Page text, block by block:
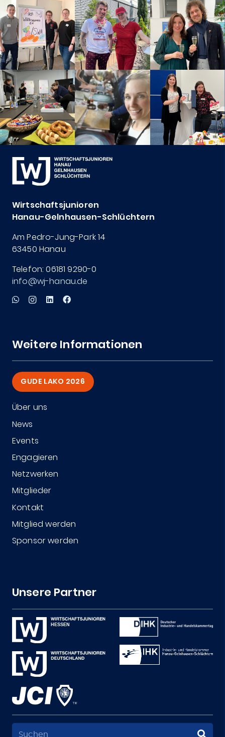
Wirtschaftsjunioren
Hanau-Gelnhausen-Schlüchtern
Am Pedro-Jung-Park 14
63450 Hanau
Telefon: 06181 9290-0
info@wj-hanau.de
Weitere Informationen
GUDE LAKO 2026
Über uns
News
Events
Engagieren
Netzwerken
Mitglieder
Kontakt
Mitglied werden
Sponsor werden
Unsere Partner